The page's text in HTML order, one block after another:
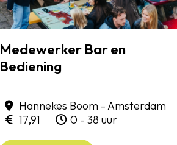
Medewerker Bar en
Bediening
Hannekes Boom - Amsterdam
17,91
0 - 38 uur